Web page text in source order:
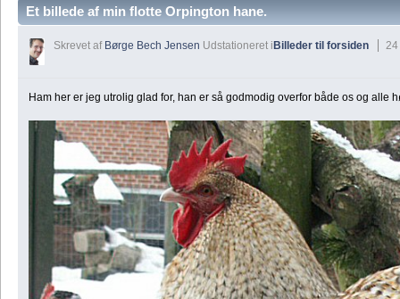
Et billede af min flotte Orpington hane.
Skrevet af Børge Bech Jensen Udstationeret i Billeder til forsiden 24
Ham her er jeg utrolig glad for, han er så godmodig overfor både os og alle